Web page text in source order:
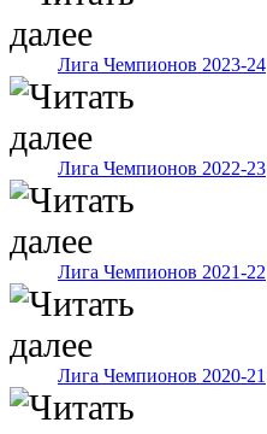
Лига Чемпионов 2023-24
Лига Чемпионов 2022-23
Лига Чемпионов 2021-22
Лига Чемпионов 2020-21